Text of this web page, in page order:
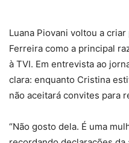
Luana Piovani voltou a
Ferreira como a principal
à TVI. Em entrevista ao
clara: enquanto Cristina
não aceitará convites para
“Não gosto dela. É uma